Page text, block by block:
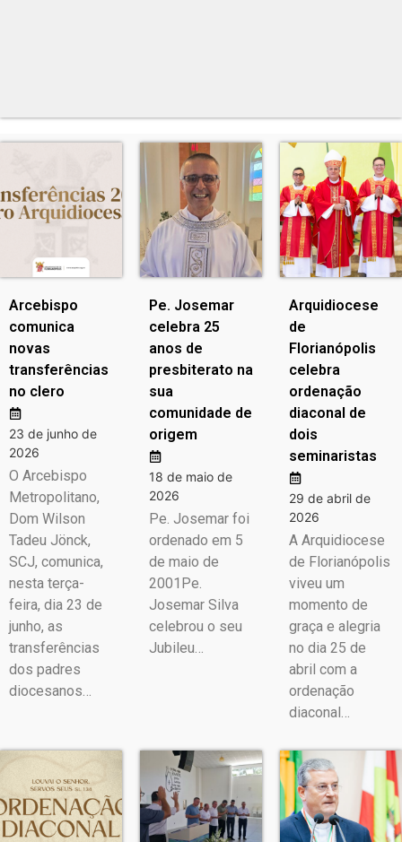
Arcebispo
comunica
novas
transferências
no clero
23 de junho de
2026
O Arcebispo
Metropolitano,
Dom Wilson
Tadeu Jönck,
SCJ, comunica,
nesta terça-
feira, dia 23 de
junho, as
transferências
dos padres
diocesanos…
Pe. Josemar
celebra 25
anos de
presbiterato na
sua
comunidade de
origem
18 de maio de
2026
Pe. Josemar foi
ordenado em 5
de maio de
2001Pe.
Josemar Silva
celebrou o seu
Jubileu…
Arquidiocese
de
Florianópolis
celebra
ordenação
diaconal de
dois
seminaristas
29 de abril de
2026
A Arquidiocese
de Florianópolis
viveu um
momento de
graça e alegria
no dia 25 de
abril com a
ordenação
diaconal…